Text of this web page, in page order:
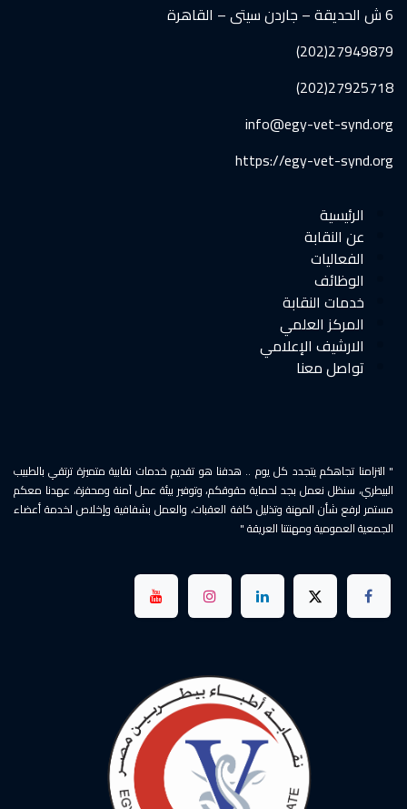
6 ش الحديقة – جاردن سيتى – القاهرة
27949879(202)
27925718(202)
info@egy-vet-synd.org
https://egy-vet-synd.org
الرئيسية
عن النقابة
الفعاليات
الوظائف
خدمات النقابة
المركز العلمي
الارشيف الإعلامي
تواصل معنا
" التزامنا تجاهكم يتجدد كل يوم .. هدفنا هو تقديم خدمات نقابية متميزة ترتقي بالطبيب
البيطري، سنظل نعمل بجد لحماية حقوقكم، وتوفير بيئة عمل آمنة ومحفزة، عهدنا معكم
مستمر لرفع شأن المهنة وتذليل كافة العقبات، والعمل بشفافية وإخلاص لخدمة أعضاء
الجمعية العمومية ومهنتنا العريقة "